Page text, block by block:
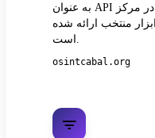
به عنوان API داده‌های پروفایل واتس‌اپ در مرکز
رسمی لایو در کنار بیش از 30 ابزار منتخب ارائه شده
است.
osintcabal.org